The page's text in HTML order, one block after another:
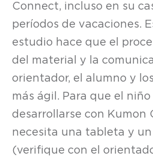
Connect, incluso en su
períodos de vacaciones.
estudio hace que el
del material y la
orientador, el alumno y
más ágil. Para que el
desarrollarse con Kumon
necesita una tableta y
(verifique con el